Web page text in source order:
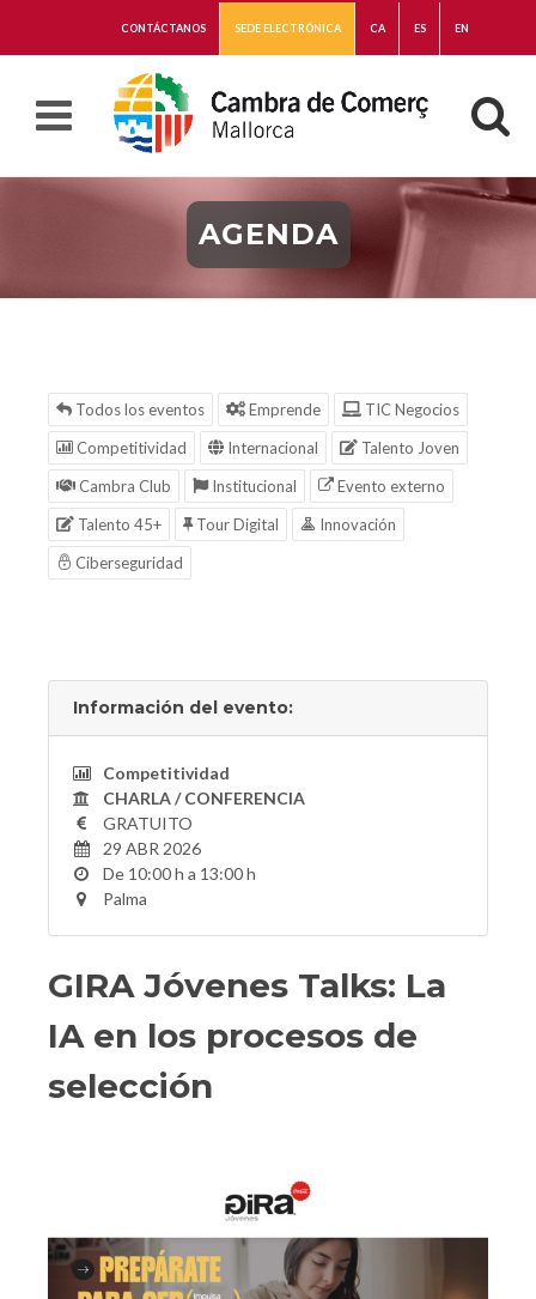
CONTÁCTANOS SEDE ELECTRÓNICA CA ES EN
AGENDA
Todos los eventos Emprende
TIC Negocios
Competitividad
Internacional
Talento Joven
Cambra Club
Institucional
Evento externo
Talento 45+
Tour Digital
Innovación
Ciberseguridad
Información del evento:
Competitividad
CHARLA / CONFERENCIA
GRATUITO
29 ABR 2026
De 10:00 h a 13:00 h
Palma
GIRA Jóvenes Talks: La
IA en los procesos de
selección